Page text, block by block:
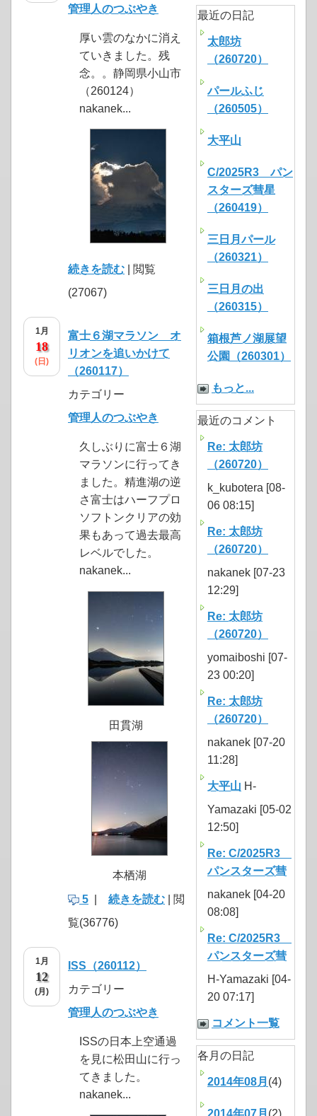
管理人のつぶやき
厚い雲のなかに消え
ていきました。残
念。。静岡県小山市
（260124）
nakanek...
続きを読む | 閲覧
(27067)
1月
18
(日)
富士６湖マラソン オ
リオンを追いかけて
（260117）
カテゴリー
管理人のつぶやき
久しぶりに富士６湖
マラソンに行ってき
ました。精進湖の逆
さ富士はハーフプロ
ソフトンクリアの効
果もあって過去最高
レベルでした。
nakanek...
田貫湖
本栖湖
5
続きを読む | 閲
覧(36776)
1月
12
(月)
ISS（260112）
カテゴリー
管理人のつぶやき
ISSの日本上空通過
を見に松田山に行っ
てきました。
nakanek...
最近の日記
太郎坊
（260720）
パールふじ
（260505）
大平山
C/2025R3 パン
スターズ彗星
（260419）
三日月パール
（260321）
三日月の出
（260315）
箱根芦ノ湖展望
公園（260301）
もっと...
最近のコメント
Re: 太郎坊
（260720）
k_kubotera [08-
06 08:15]
Re: 太郎坊
（260720）
nakanek [07-23
12:29]
Re: 太郎坊
（260720）
yomaiboshi [07-
23 00:20]
Re: 太郎坊
（260720）
nakanek [07-20
11:28]
大平山 H-
Yamazaki [05-02
12:50]
Re: C/2025R3
パンスターズ彗
nakanek [04-20
08:08]
Re: C/2025R3
パンスターズ彗
H-Yamazaki [04-
20 07:17]
コメント一覧
各月の日記
2014年08月 (4)